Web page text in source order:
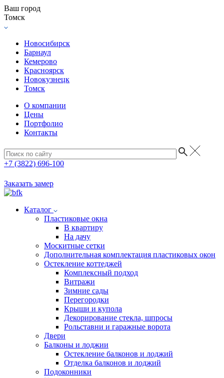
Ваш город
Томск
Новосибирск
Барнаул
Кемерово
Красноярск
Новокузнецк
Томск
О компании
Цены
Портфолио
Контакты
+7 (3822) 696-100
Заказать замер
Каталог
Пластиковые окна
В квартиру
На дачу
Москитные сетки
Дополнительная комплектация пластиковых окон
Остекление коттеджей
Комплексный подход
Витражи
Зимние сады
Перегородки
Крыши и купола
Декорирование стекла, шпросы
Рольставни и гаражные ворота
Двери
Балконы и лоджии
Остекление балконов и лоджий
Отделка балконов и лоджий
Подоконники